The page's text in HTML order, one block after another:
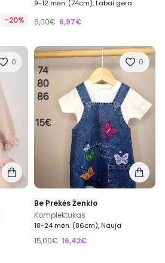
-20%
9-12 mėn. (74cm), Labai gera
6,00€ 6,97€
0 0
Be Prekės Ženklo
Komplektukas
18-24 mėn. (86cm), Nauja
15,00€ 16,42€